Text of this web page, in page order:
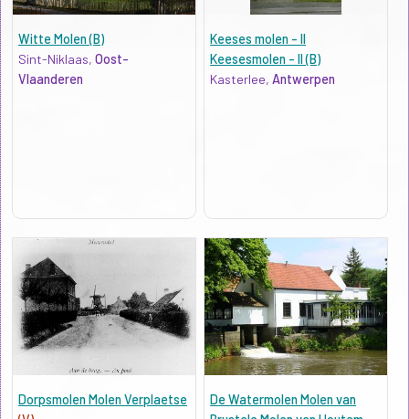
Witte Molen (B)
Sint-Niklaas, Oost-
Vlaanderen
Keeses molen - II
Keesesmolen - II (B)
Kasterlee,Antwerpen
Dorpsmolen Molen Verplaetse
De Watermolen Molen van